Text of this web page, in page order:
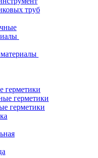
труб
герметики
герметики
герметики